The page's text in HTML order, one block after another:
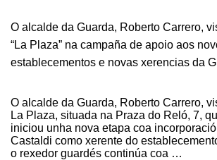
AOS
ESTABLECEMENTOS
E
DA
GUARDA
O alcalde da Guarda, Roberto Carrero,
“La Plaza” na campaña de apoio aos
establecementos e novas xerencias da
O alcalde da Guarda, Roberto Carrero,
La Plaza, situada na Praza do Reló, 7,
iniciou unha nova etapa coa
Castaldi como xerente do
o rexedor guardés continúa coa …